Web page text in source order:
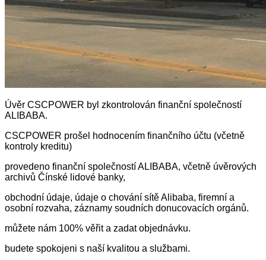
Úvěr CSCPOWER byl zkontrolován finanční společností
ALIBABA.
CSCPOWER prošel hodnocením finančního účtu (včetně
kontroly kreditu)
provedeno finanční společností ALIBABA, včetně úvěrových
archivů Čínské lidové banky,
obchodní údaje, údaje o chování sítě Alibaba, firemní a
osobní rozvaha, záznamy soudních donucovacích orgánů.
můžete nám 100% věřit a zadat objednávku.
budete spokojeni s naší kvalitou a službami.